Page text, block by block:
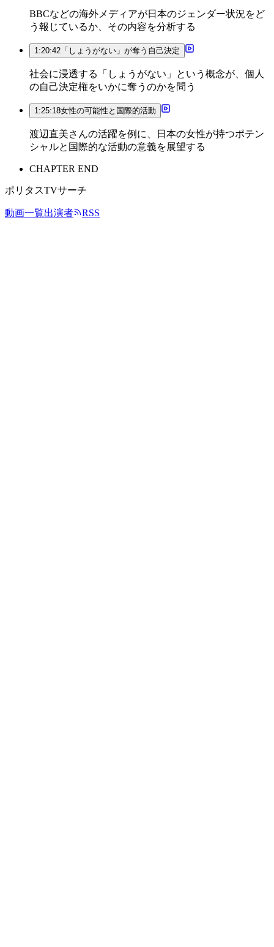
BBCなどの海外メディアが日本のジェンダー状況をど
う報じているか、その内容を分析する
1:20:42 「しょうがない」が奪う自己決定
社会に浸透する「しょうがない」という概念が、個人
の自己決定権をいかに奪うのかを問う
1:25:18女性の可能性と国際的活動
渡辺直美さんの活躍を例に、日本の女性が持つポテン
シャルと国際的な活動の意義を展望する
CHAPTER END
ポリタスTVサーチ
動画一覧出演者 RSS